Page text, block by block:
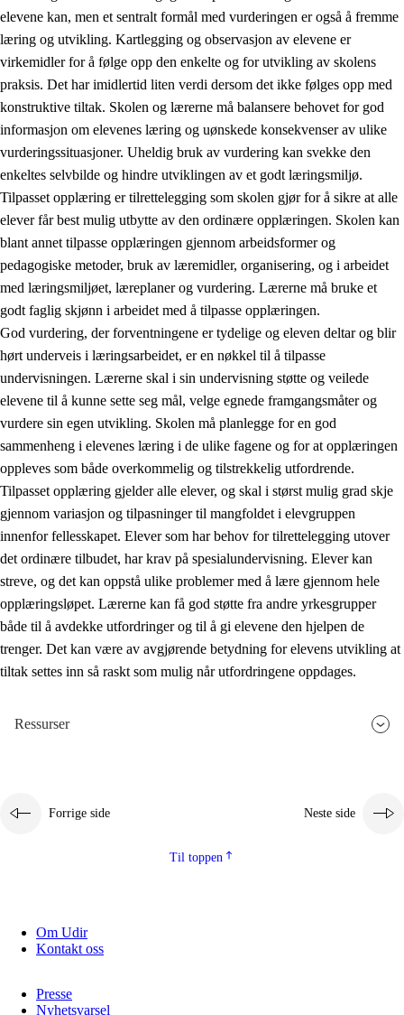
elevene kan, men et sentralt formål med vurderingen er også å fremme
læring og utvikling. Kartlegging og observasjon av elevene er
virkemidler for å følge opp den enkelte og for utvikling av skolens
praksis. Det har imidlertid liten verdi dersom det ikke følges opp med
konstruktive tiltak. Skolen og lærerne må balansere behovet for god
informasjon om elevenes læring og uønskede konsekvenser av ulike
vurderingssituasjoner. Uheldig bruk av vurdering kan svekke den
enkeltes selvbilde og hindre utviklingen av et godt læringsmiljø.
Tilpasset opplæring er tilrettelegging som skolen gjør for å sikre at alle
elever får best mulig utbytte av den ordinære opplæringen. Skolen kan
blant annet tilpasse opplæringen gjennom arbeidsformer og
pedagogiske metoder, bruk av læremidler, organisering, og i arbeidet
med læringsmiljøet, læreplaner og vurdering. Lærerne må bruke et
godt faglig skjønn i arbeidet med å tilpasse opplæringen.
God vurdering, der forventningene er tydelige og eleven deltar og blir
hørt underveis i læringsarbeidet, er en nøkkel til å tilpasse
undervisningen. Lærerne skal i sin undervisning støtte og veilede
elevene til å kunne sette seg mål, velge egnede framgangsmåter og
vurdere sin egen utvikling. Skolen må planlegge for en god
sammenheng i elevenes læring i de ulike fagene og for at opplæringen
oppleves som både overkommelig og tilstrekkelig utfordrende.
Tilpasset opplæring gjelder alle elever, og skal i størst mulig grad skje
gjennom variasjon og tilpasninger til mangfoldet i elevgruppen
innenfor fellesskapet. Elever som har behov for tilrettelegging utover
det ordinære tilbudet, har krav på spesialundervisning. Elever kan
streve, og det kan oppstå ulike problemer med å lære gjennom hele
opplæringsløpet. Lærerne kan få god støtte fra andre yrkesgrupper
både til å avdekke utfordringer og til å gi elevene den hjelpen de
trenger. Det kan være av avgjørende betydning for elevens utvikling at
tiltak settes inn så raskt som mulig når utfordringene oppdages.
Ressurser
Forrige side Neste side
Til toppen
Om Udir
Kontakt oss
Presse
Nyhetsvarsel